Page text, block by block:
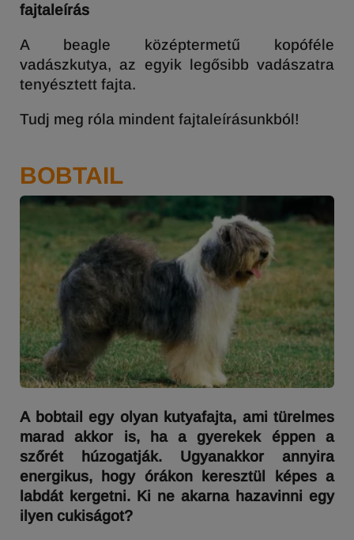
fajtaleírás
A beagle középtermetű kopóféle
vadászkutya, az egyik legősibb vadászatra
tenyésztett fajta.
Tudj meg róla mindent fajtaleírásunkból!
BOBTAIL
A bobtail egy olyan kutyafajta, ami türelmes
marad akkor is, ha a gyerekek éppen a
szőrét húzogatják. Ugyanakkor annyira
energikus, hogy órákon keresztül képes a
labdát kergetni. Ki ne akarna hazavinni egy
ilyen cukiságot?